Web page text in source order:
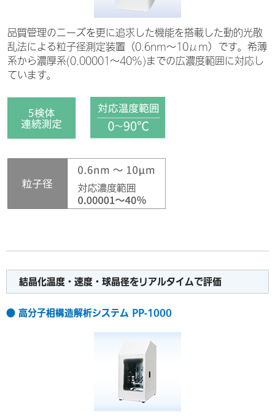
品質管理のニーズを更に追求した機能を搭載した動的光散
乱法による粒子径測定装置（0.6nm～10μm）です。希薄
系から濃厚系(0.00001～40%)までの広濃度範囲に対応し
ています。
結晶化温度・速度・球晶径をリアルタイムで評価
● 高分子相構造解析システム PP-1000